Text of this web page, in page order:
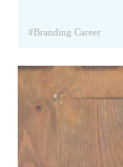
Branding Career